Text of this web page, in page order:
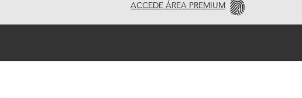
ACCEDE ÁREA PREMIUM